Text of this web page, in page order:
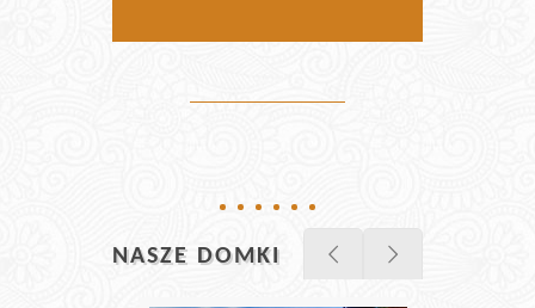
NASZE DOMKI